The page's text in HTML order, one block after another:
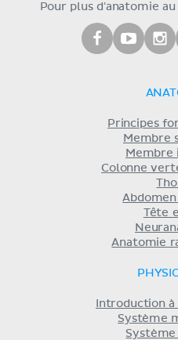
Pour plus d'anatomie
Principes
Membre
Membre
Colonne
Tête
Anatomie
Introduction
Système